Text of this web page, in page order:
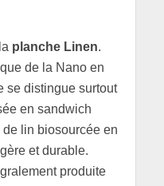
planche Linen.
de la Nano en
se distingue surtout
en sandwich
lin biosourcée en
et durable.
produite